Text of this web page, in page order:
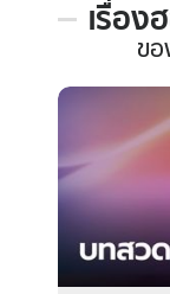
เรื่อง
เรื่อง
ใน
รอบ
ของ
Sanook
ดูด
ขอ